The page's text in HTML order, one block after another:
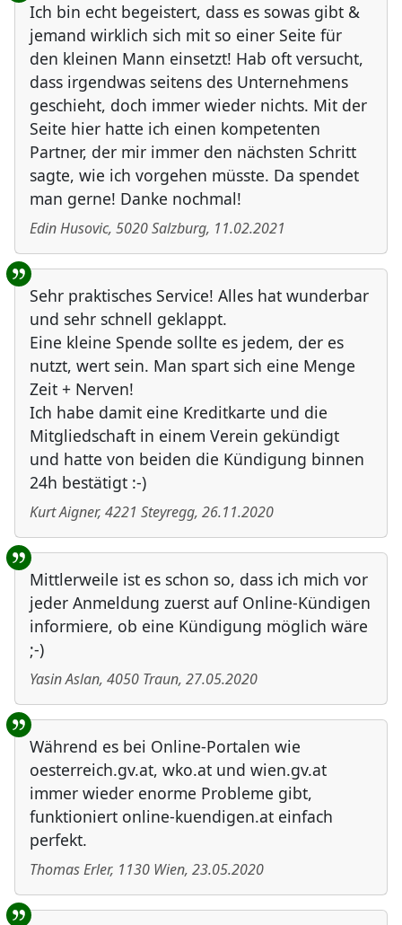
Ich bin echt begeistert, dass es sowas gibt &
jemand wirklich sich mit so einer Seite für
den kleinen Mann einsetzt! Hab oft versucht,
dass irgendwas seitens des Unternehmens
geschieht, doch immer wieder nichts. Mit der
Seite hier hatte ich einen kompetenten
Partner, der mir immer den nächsten Schritt
sagte, wie ich vorgehen müsste. Da spendet
man gerne! Danke nochmal!
Edin Husovic, 5020Salzburg, 11.02.2021
Sehr praktisches Service! Alles hat wunderbar
und sehr schnell geklappt.
Eine kleine Spende sollte es jedem, der es
nutzt, wert sein. Man spart sich eine Menge
Zeit + Nerven!
Ich habe damit eine Kreditkarte und die
Mitgliedschaft in einem Verein gekündigt
und hatte von beiden die Kündigung binnen
24h bestätigt :-)
Kurt Aigner, 4221 Steyregg, 26.11.2020
Mittlerweile ist es schon so, dass ich mich vor
jeder Anmeldung zuerst auf Online-Kündigen
informiere, ob eine Kündigung möglich wäre
;-)
Yasin Aslan, 4050 Traun, 27.05.2020
Während es bei Online-Portalen wie
oesterreich.gv.at, wko.at und wien.gv.at
immer wieder enorme Probleme gibt,
funktioniert online-kuendigen.at einfach
perfekt.
Thomas Erler, 1130 Wien, 23.05.2020